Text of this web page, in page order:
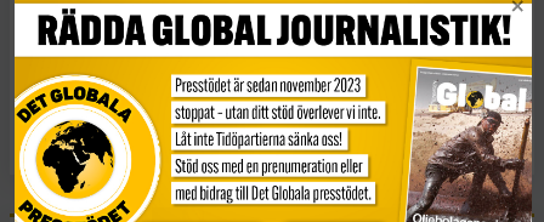
som Homo floresiensis är oklart.
KATEGORI
Nyheter